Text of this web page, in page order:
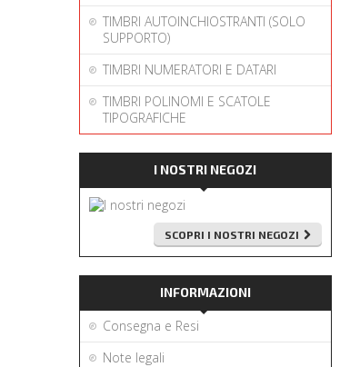
TIMBRI AUTOINCHIOSTRANTI (SOLO
SUPPORTO)
TIMBRI NUMERATORI E DATARI
TIMBRI POLINOMI E SCATOLE
TIPOGRAFICHE
I NOSTRI NEGOZI
SCOPRI I NOSTRI NEGOZI
INFORMAZIONI
Consegna e Resi
Note legali